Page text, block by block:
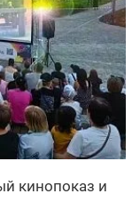
кинопоказ и